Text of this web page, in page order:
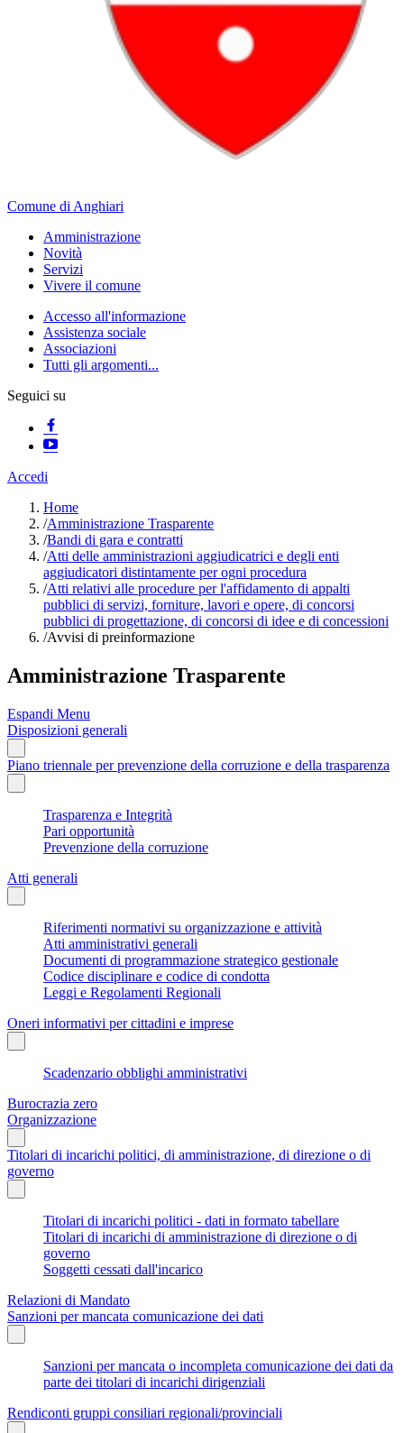
Comune di Anghiari
Amministrazione
Novità
Servizi
Vivere il comune
Accesso all'informazione
Assistenza sociale
Associazioni
Tutti gli argomenti...
Seguici su
Accedi
Home
/Amministrazione Trasparente
/Bandi di gara e contratti
/Atti delle amministrazioni aggiudicatrici e degli enti
aggiudicatori distintamente per ogni procedura
/Atti relativi alle procedure per l'affidamento di appalti
pubblici di servizi, forniture, lavori e opere, di concorsi
pubblici di progettazione, di concorsi di idee e di concessioni
/Avvisi di preinformazione
Amministrazione Trasparente
Espandi Menu
Disposizioni generali
Piano triennale per prevenzione della corruzione e della trasparenza
Trasparenza e Integrità
Pari opportunità
Prevenzione della corruzione
Atti generali
Riferimenti normativi su organizzazione e attività
Atti amministrativi generali
Documenti di programmazione strategico gestionale
Codice disciplinare e codice di condotta
Leggi e Regolamenti Regionali
Oneri informativi per cittadini e imprese
Scadenzario obblighi amministrativi
Burocrazia zero
Organizzazione
Titolari di incarichi politici, di amministrazione, di direzione o di
governo
Titolari di incarichi politici - dati in formato tabellare
Titolari di incarichi di amministrazione di direzione o di
governo
Soggetti cessati dall'incarico
Relazioni di Mandato
Sanzioni per mancata comunicazione dei dati
Sanzioni per mancata o incompleta comunicazione dei dati da
parte dei titolari di incarichi dirigenziali
Rendiconti gruppi consiliari regionali/provinciali